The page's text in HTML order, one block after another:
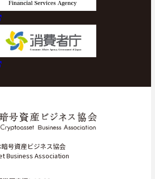
JP
号資産ビジネス協会
Business Association